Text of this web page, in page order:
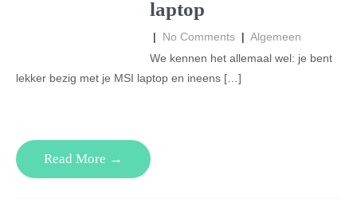
laptop
| No Comments | Algemeen
We kennen het allemaal wel: je bent
lekker bezig met je MSI laptop en ineens […]
Read More →